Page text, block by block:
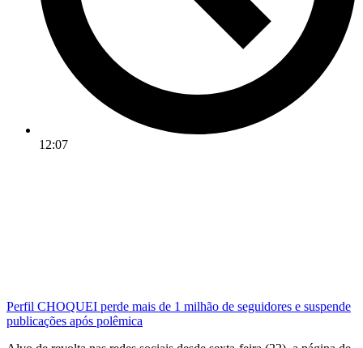
12:07
Perfil CHOQUEI perde mais de 1 milhão de seguidores e suspende
publicações após polêmica